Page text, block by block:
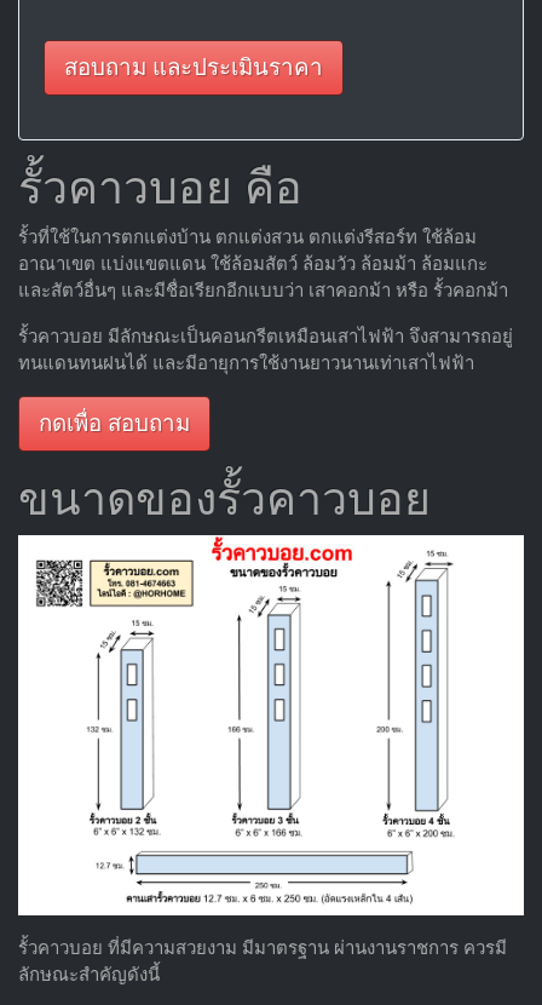
สอบถาม และประเมินราคา
รั้วคาวบอย คือ
รั้วที่ใช้ในการตกแต่งบ้าน ตกแต่งสวน ตกแต่งรีสอร์ท ใช้ล้อม
อาณาเขต แบ่งแขตแดน ใช้ล้อมสัตว์ ล้อมวัว ล้อมม้า ล้อมแกะ
และสัตว์อื่นๆ และมีชื่อเรียกอีกแบบว่า เสาคอกม้า หรือ รั้วคอกม้า
รั้วคาวบอย มีลักษณะเป็นคอนกรีตเหมือนเสาไฟฟ้า จึงสามารถอยู่
ทนแดนทนฝนได้ และมีอายุการใช้งานยาวนานเท่าเสาไฟฟ้า
กดเพื่อ สอบถาม
ขนาดของรั้วคาวบอย
รั้วคาวบอย ที่มีความสวยงาม มีมาตรฐาน ผ่านงานราชการ ควรมี
ลักษณะสำคัญดังนี้